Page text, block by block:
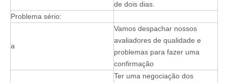
de dois dias.
Problema sério:
a
Vamos despachar nossos
avaliadores de qualidade e
problemas para fazer uma
confirmação
Ter uma negociação dos